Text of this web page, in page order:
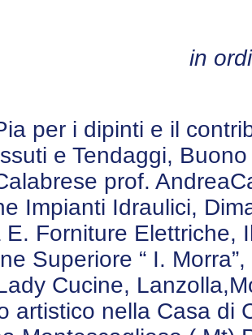
in
per i dipinti e il
e Tendaggi,
prof.
Impianti Idraulici,
E. Forniture Elettriche,
Superiore “ I.
Cucine,
artistico nella Casa di